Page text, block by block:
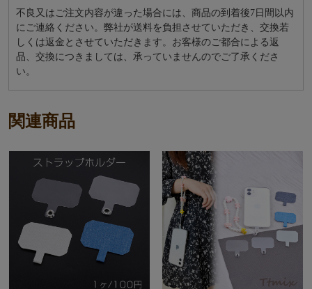
不良又はご注文内容が違った場合には、商品の到着後7日間以内
にご連絡ください。弊社が送料を負担させていただき、交換若
しくは返金とさせていただきます。お客様のご都合による返
品、交換につきましては、承っていませんのでご了承くださ
い。
関連商品